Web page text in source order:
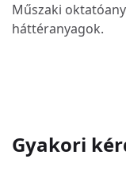
Műszaki
háttéranyagok.
Gyakori